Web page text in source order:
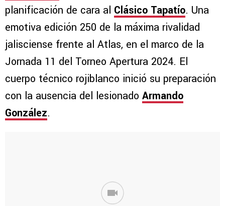
planificación de cara al Clásico Tapatío. Una
emotiva edición 250 de la máxima rivalidad
jalisciense frente al Atlas, en el marco de la
Jornada 11 del Torneo Apertura 2024. El
cuerpo técnico rojiblanco inició su preparación
con la ausencia del lesionado Armando
González.